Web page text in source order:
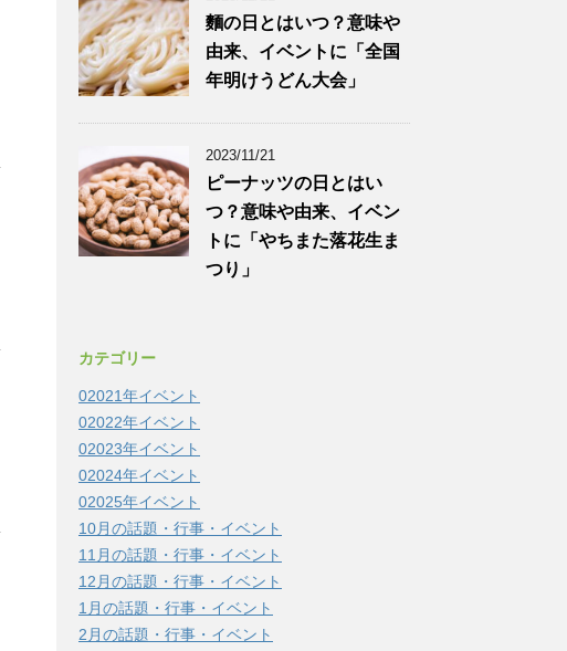
麵の日とはいつ？意味や
由来、イベントに「全国
年明けうどん大会」
2023/11/21
ピーナッツの日とはい
つ？意味や由来、イベン
トに「やちまた落花生ま
つり」
カテゴリー
02021年イベント
02022年イベント
02023年イベント
02024年イベント
02025年イベント
10月の話題・行事・イベント
11月の話題・行事・イベント
12月の話題・行事・イベント
1月の話題・行事・イベント
2月の話題・行事・イベント